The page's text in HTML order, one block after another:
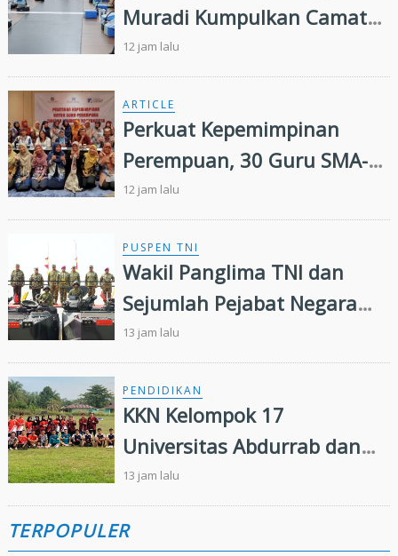
Muradi Kumpulkan Camat
Se- Kabupaten Kuansing
12 jam lalu
ARTICLE
Perkuat Kepemimpinan
Perempuan, 30 Guru SMA-
SMK di Yogyakarta Ikuti
Pelatihan Kepemimpinan
12 jam lalu
PUSPEN TNI
Wakil Panglima TNI dan
Sejumlah Pejabat Negara
Terima Warga Kehormatan
dan Brevet Korps Marinir
13 jam lalu
PENDIDIKAN
KKN Kelompok 17
Universitas Abdurrab dan
Karang Taruna Desa
Senama Nenek Siap
Sukseskan Perayaan HUT
13 jam lalu
TERPOPULER